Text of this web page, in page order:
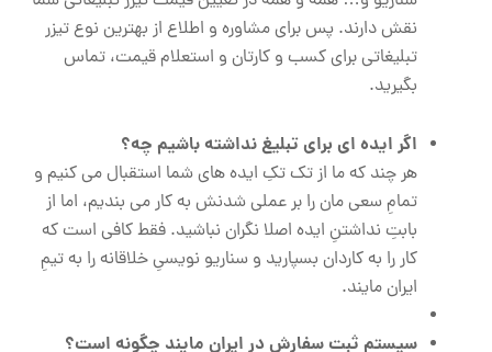
نقش دارند. پس برای مشاوره و اطلاع از بهترین نوع تیزر
تبلیغاتی برای کسب و کارتان و استعلام قیمت، تماس
بگیرید.
اگر ایده ای برای تبلیغ نداشته باشیم چه؟
هر چند که ما از تک تکِ ایده های شما استقبال می کنیم و
تمامِ سعی مان را بر عملی شدنش به کار می بندیم، اما از
بابتِ نداشتنِ ایده اصلا نگران نباشید. فقط کافی است که
کار را به کاردان بسپارید و سناریو نویسیِ خلاقانه را به تیمِ
ایران مایند.
سیستمِ ثبت سفارش در ایران مایند چگونه است؟